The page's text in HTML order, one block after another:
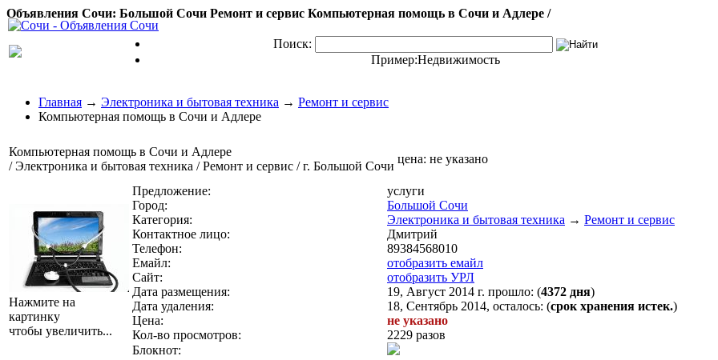
Объявления Сочи: Большой Сочи Ремонт и сервис Компьютерная помощь в Сочи и Адлере /
Поиск:
Пример:Недвижимость
Главная → Электроника и бытовая техника → Ремонт и сервис
Компьютерная помощь в Сочи и Адлере
Компьютерная помощь в Сочи и Адлере
/ Электроника и бытовая техника / Ремонт и сервис / г. Большой Сочи
цена: не указано
Нажмите на
картинку
чтобы увеличить...
Предложение:
услуги
Город:
Большой Сочи
Категория:
Электроника и бытовая техника → Ремонт и сервис
Контактное лицо:
Дмитрий
Телефон:
89384568010
Емайл:
отобразить емайл
Сайт:
отобразить УРЛ
Дата размещения:
19, Август 2014 г. прошло: (4372 дня)
Дата удаления:
18, Сентябрь 2014, осталось: (срок хранения истек.)
Цена:
не указано
Кол-во просмотров:
2229 разов
Блокнот: